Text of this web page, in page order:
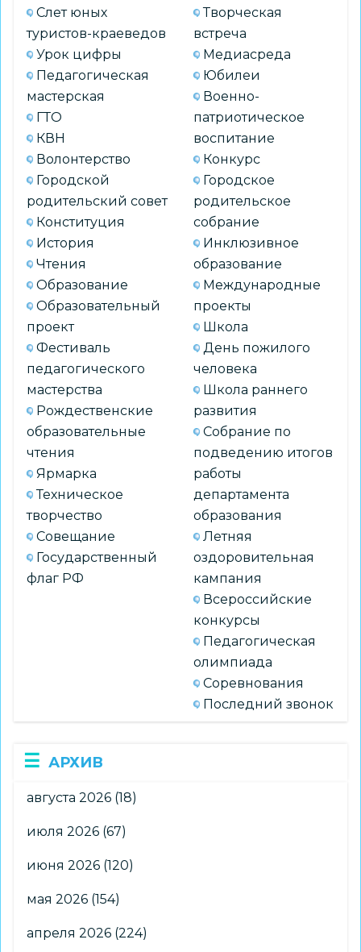
Слет юных
туристов-краеведов
Урок цифры
Педагогическая
мастерская
ГТО
КВН
Волонтерство
Городской
родительский совет
Конституция
История
Чтения
Образование
Образовательный
проект
Фестиваль
педагогического
мастерства
Рождественские
образовательные
чтения
Ярмарка
Техническое
творчество
Совещание
Государственный
флаг РФ
Творческая
встреча
Медиасреда
Юбилеи
Военно-
патриотическое
воспитание
Конкурс
Городское
родительское
собрание
Инклюзивное
образование
Международные
проекты
Школа
День пожилого
человека
Школа раннего
развития
Собрание по
подведению итогов
работы
департамента
образования
Летняя
оздоровительная
кампания
Всероссийские
конкурсы
Педагогическая
олимпиада
Соревнования
Последний звонок
АРХИВ
августа 2026 (18)
июля 2026 (67)
июня 2026 (120)
мая 2026 (154)
апреля 2026 (224)